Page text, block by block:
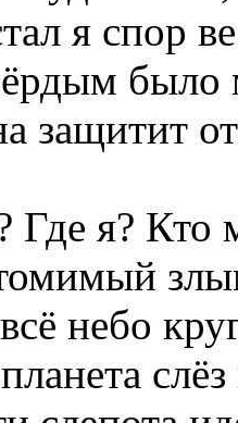
я спор
было
защитит
Где я? Кто
небо